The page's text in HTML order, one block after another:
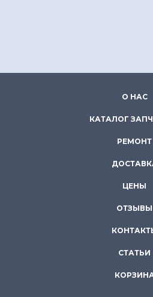
О НАС
КАТАЛОГ
РЕМОНТ
ЦЕНЫ
ОТЗЫВЫ
СТАТЬИ